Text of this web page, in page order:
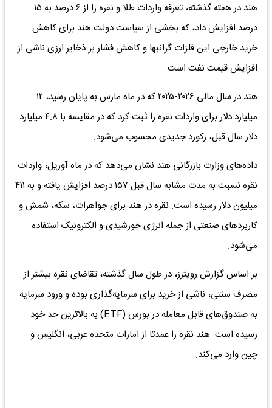
هند در هفته گذشته، تعرفه واردات طلا و نقره را از ۶ درصد به ۱۵
درصد افزایش داد، که بخشی از سیاست دولت هند برای کاهش
خرید خارجی این فلزات گرانبها و کاهش فشار بر ذخایر ارزی ناشی از
افزایش قیمت نفت است.
هند در سال مالی ۲۰۲۶-۲۰۲۵ که در ماه مارس به پایان رسید، ۱۲
میلیارد دلار برای واردات نقره را ثبت کرد که در مقایسه با ۴.۸ میلیارد
دلار سال قبل، رکورد جدیدی محسوب می‌شود.
داده‌های وزارت بازرگانی هند نشان می‌دهد که در ماه آوریل، واردات
نقره نسبت به مدت مشابه سال قبل ۱۵۷ درصد افزایش یافته و به ۴۱۱
میلیون دلار رسیده است. نقره در هند برای جواهرات، سکه، شمش و
کاربردهای صنعتی از جمله انرژی خورشیدی و الکترونیک استفاده
می‌شود.
بر اساس گزارش رویترز، در طول سال گذشته، تقاضای نقره بیشتر از
مصرف سنتی، ناشی از خرید برای سرمایه‌گذاری بوده و ورود سرمایه
به صندوق­‌های قابل معامله در بورس (ETF) به بالاترین حد خود
رسیده است. هند نقره را عمدتا از امارات متحده عربی، انگلیس و
چین وارد می‌کند.